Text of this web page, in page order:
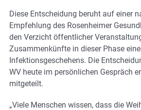
Diese Entscheidung beruht auf einer
Empfehlung des Rosenheimer
den Verzicht öffentlicher
Zusammenkünfte in dieser Phase
Infektionsgeschehens. Die
WV heute im persönlichen Gespräch
mitgeteilt.
„Viele Menschen wissen, dass die